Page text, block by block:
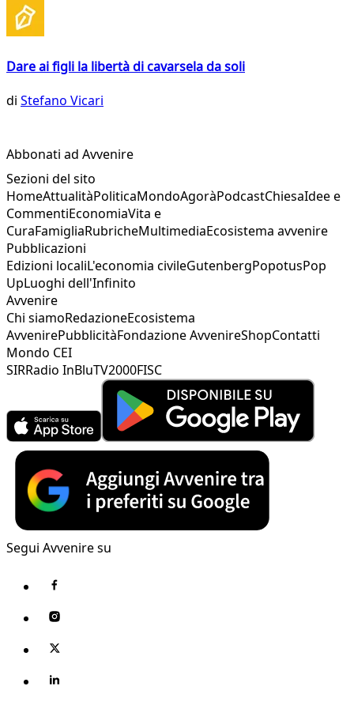
Dare ai figli la libertà di cavarsela da soli
di Stefano Vicari
Abbonati ad Avvenire
Sezioni del sito
HomeAttualitàPoliticaMondoAgoràPodcastChiesaIdee e
CommentiEconomiaVita e
CuraFamigliaRubricheMultimediaEcosistema avvenire
Pubblicazioni
Edizioni localiL'economia civileGutenbergPopotusPop
UpLuoghi dell'Infinito
Avvenire
Chi siamoRedazioneEcosistema
AvvenirePubblicitàFondazione AvvenireShopContatti
Mondo CEI
SIRRadio InBluTV2000FISC
Segui Avvenire su